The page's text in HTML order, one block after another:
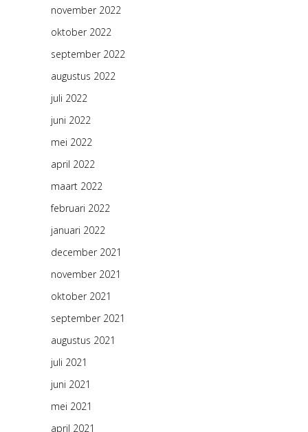
november 2022
oktober 2022
september 2022
augustus 2022
juli 2022
juni 2022
mei 2022
april 2022
maart 2022
februari 2022
januari 2022
december 2021
november 2021
oktober 2021
september 2021
augustus 2021
juli 2021
juni 2021
mei 2021
april 2021